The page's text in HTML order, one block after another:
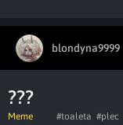
blondyna9999
???
Meme #toaleta #plec